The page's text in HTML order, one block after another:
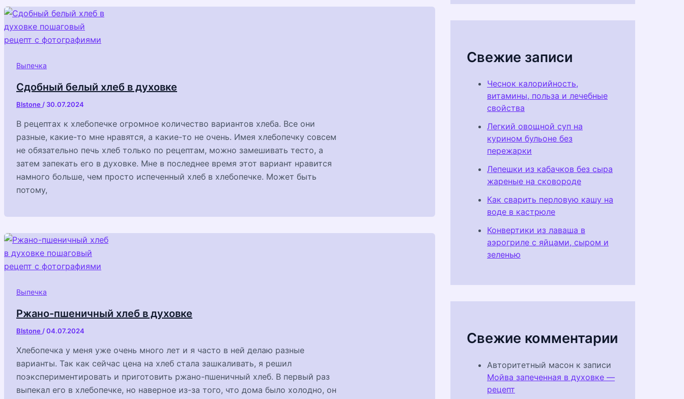
Выпечка
Сдобный белый хлеб в духовке
Blstone / 30.07.2024
В рецептах к хлебопечке огромное количество вариантов хлеба. Все они
разные, какие-то мне нравятся, а какие-то не очень. Имея хлебопечку совсем
не обязательно печь хлеб только по рецептам, можно замешивать тесто, а
затем запекать его в духовке. Мне в последнее время этот вариант нравится
намного больше, чем просто испеченный хлеб в хлебопечке. Может быть
потому,
Выпечка
Ржано-пшеничный хлеб в духовке
Blstone /04.07.2024
Хлебопечка у меня уже очень много лет и я часто в ней делаю разные
варианты. Так как сейчас цена на хлеб стала зашкаливать, я решил
поэкспериментировать и приготовить ржано-пшеничный хлеб. В первый раз
выпекал его в хлебопечке, но наверное из-за того, что дома было холодно, он
Свежие записи
Чеснок калорийность,
витамины, польза и лечебные
свойства
Легкий овощной суп на
курином бульоне без
пережарки
Лепешки из кабачков без сыра
жареные на сковороде
Как сварить перловую кашу на
воде в кастрюле
Конвертики из лаваша в
аэрогриле с яйцами, сыром и
зеленью
Свежие комментарии
Авторитетный масон к записи
Мойва запеченная в духовке —
рецепт